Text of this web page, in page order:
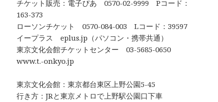
チケット販売：電子ぴあ 0570-02-9999 Pコード：
163-373
ローソンチケット 0570-084-003 Lコード：39597
イープラス eplus.jp（パソコン・携帯共通）
東京文化会館チケットセンター 03-5685-0650
www.t.-onkyo.jp
東京文化会館：東京都台東区上野公園5-45
行き方：JRと東京メトロで上野駅公園口下車